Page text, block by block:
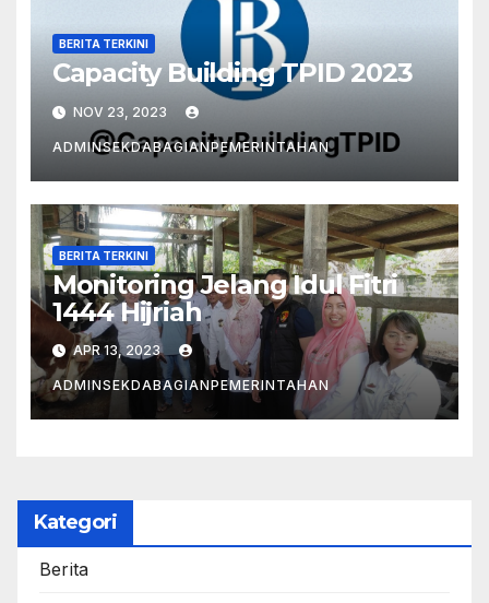
BERITA TERKINI
Capacity Building TPID 2023
NOV 23, 2023
ADMINSEKDABAGIANPEMERINTAHAN
BERITA TERKINI
Monitoring Jelang Idul Fitri
1444 Hijriah
APR 13, 2023
ADMINSEKDABAGIANPEMERINTAHAN
Kategori
Berita